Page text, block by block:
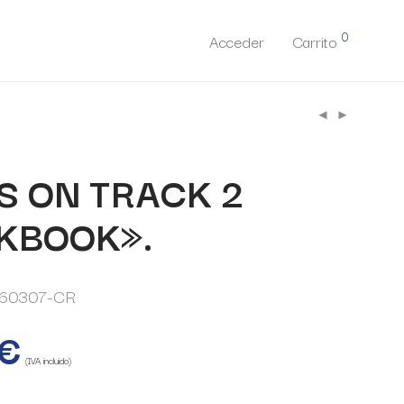
Acceder Carrito 0
ON TRACK 2
CR
(IVA incluido)